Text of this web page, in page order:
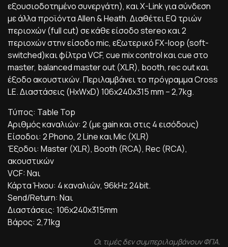
εξουσιοδοτημένο συνεργάτη), και X-Link για σύνδεση
με άλλα προϊόντα Allen & Heath. Διαθέτει EQ τριών
περιοχών (full cut) σε κάθε είσοδο stereo και 2
περιοχών στην είσοδο mic, εξωτερικό FX-loop (soft-
switched)και φίλτρα VCF, cue mix control και cue στο
master, balanced master out (XLR), booth, rec out και
έξοδο ακουστικών. Περιλαμβάνει το πρόγραμμα Cross
LE. Διαστάσεις (HxWxD) 106x240x315 mm – 2,7kg.
Τύπος: Table Top
Αριθμός καναλιών: 2 (με gain και στις 4 εισόδους)
Είσοδοι: 2 Phono, 2 Line και Mic (XLR)
Έξοδοι: Master (XLR), Booth (RCA), Rec (RCA),
ακουστικών
VCF: Ναι
Κάρτα Ήχου: 4 καναλιών, 96kHz 24bit.
Send/Return: Nαι
Διαστάσεις: 106x240x315mm
Βάρος: 2,71kg
Οι τιμές δεν συμπεριλαμβάνουν ΦΠΑ.